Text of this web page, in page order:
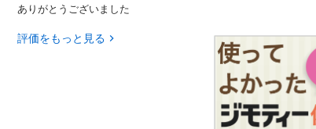
ありがとうございました
評価をもっと見る